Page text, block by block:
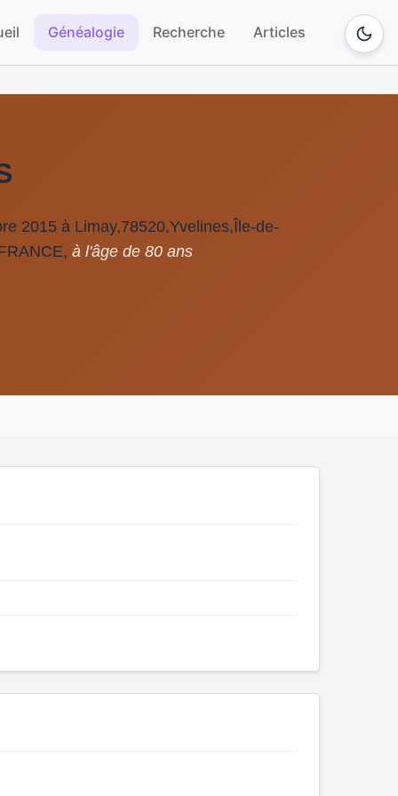
Généalogie Recherche Articles
2015 à Limay,78520,Yvelines,Île-de-
à l'âge de 80 ans